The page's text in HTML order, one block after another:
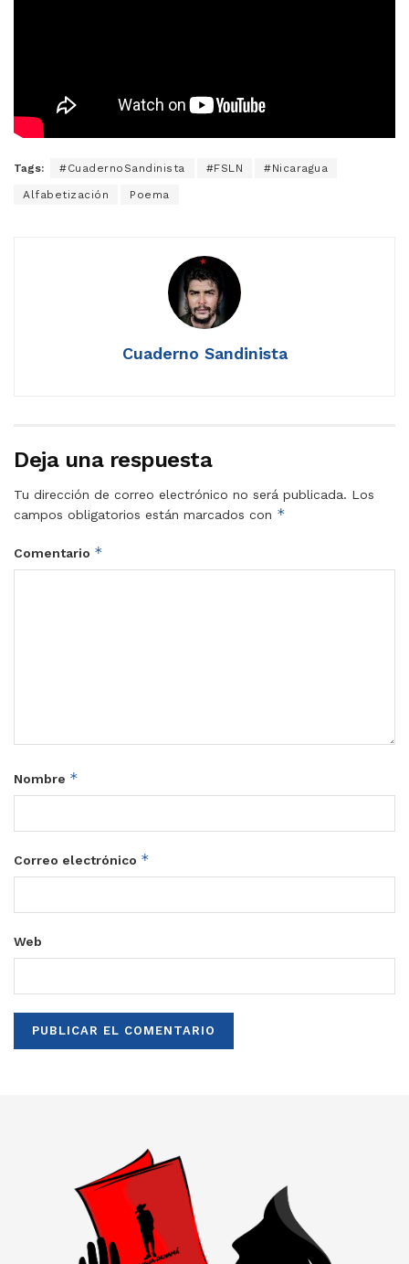
Tags: #CuadernoSandinista #FSLN #Nicaragua
Alfabetización Poema
Cuaderno Sandinista
Deja una respuesta
Tu dirección de correo electrónico no será publicada. Los
campos obligatorios están marcados con *
Comentario *
Nombre *
Correo electrónico *
Web